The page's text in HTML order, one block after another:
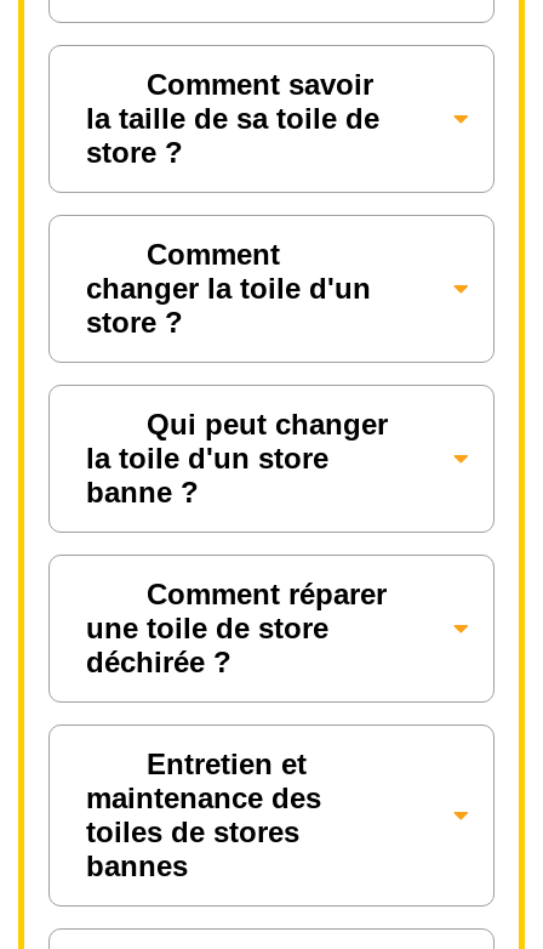
Comment savoir
la taille de sa toile de
store ?
Comment
changer la toile d'un
store ?
Qui peut changer
la toile d'un store
banne ?
Comment réparer
une toile de store
déchirée ?
Entretien et
maintenance des
toiles de stores
bannes